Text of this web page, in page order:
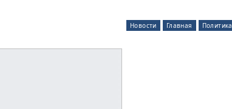
Новости Главная Политика